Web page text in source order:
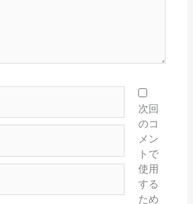
次回
のコ
メン
トで
使用
する
ため